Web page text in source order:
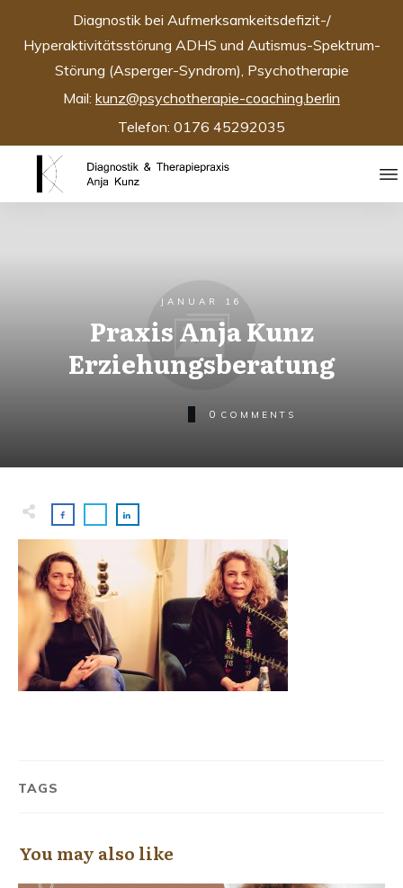
Diagnostik bei Aufmerksamkeitsdefizit-/
Hyperaktivitätsstörung ADHS und Autismus-Spektrum-
Störung (Asperger-Syndrom), Psychotherapie
Mail: kunz@psychotherapie-coaching.berlin
Telefon: 0176 45292035
JANUAR 16
Praxis Anja Kunz
Erziehungsberatung
0 COMMENTS
TAGS
You may also like